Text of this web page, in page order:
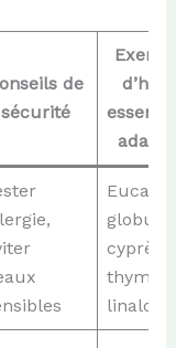
de
sécurité
cyprès,
thym à
linalol